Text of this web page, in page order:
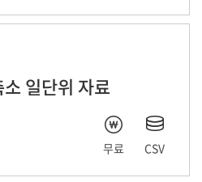
일단위 자료
무료 CSV